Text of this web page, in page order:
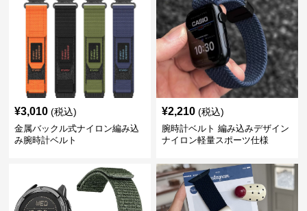
¥3,010 (税込)
金属バックル式ナイロン編み込
み腕時計ベルト
¥2,210 (税込)
腕時計ベルト 編み込みデザイン
ナイロン軽量スポーツ仕様